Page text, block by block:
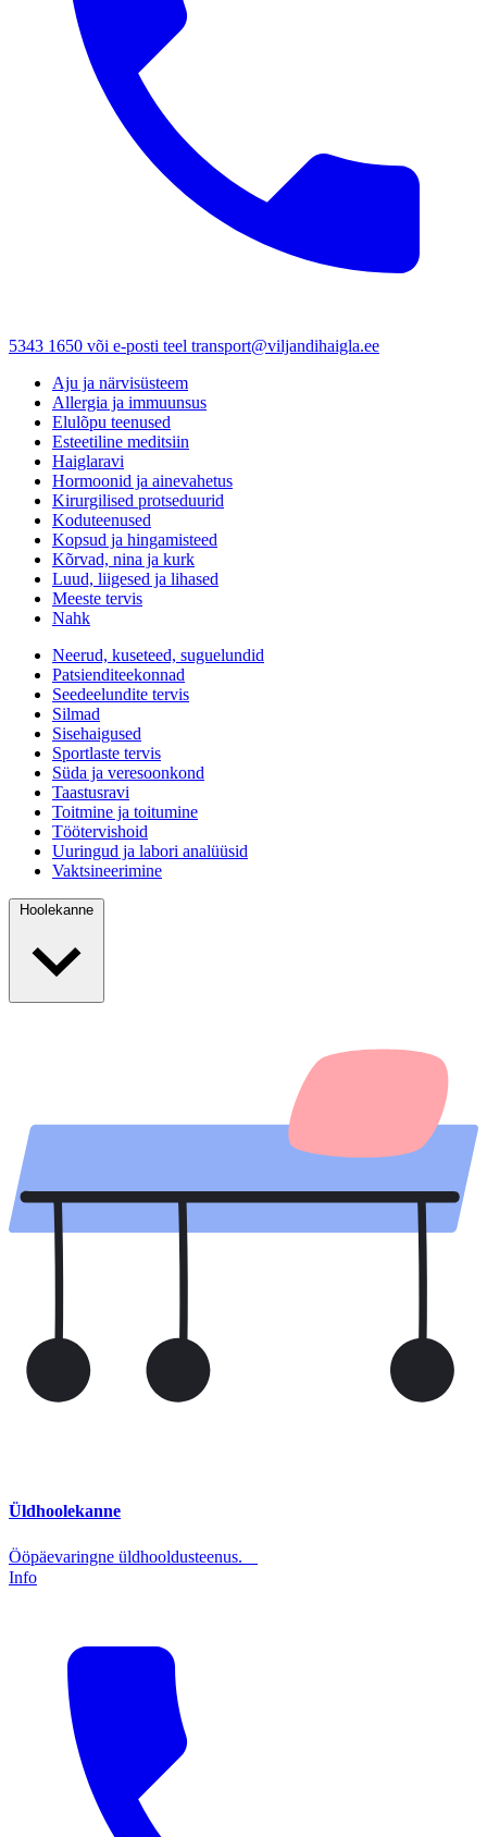
5343 1650 või e-posti teel transport@viljandihaigla.ee
Aju ja närvisüsteem
Allergia ja immuunsus
Elulõpu teenused
Esteetiline meditsiin
Haiglaravi
Hormoonid ja ainevahetus
Kirurgilised protseduurid
Koduteenused
Kopsud ja hingamisteed
Kõrvad, nina ja kurk
Luud, liigesed ja lihased
Meeste tervis
Nahk
Neerud, kuseteed, suguelundid
Patsienditeekonnad
Seedeelundite tervis
Silmad
Sisehaigused
Sportlaste tervis
Süda ja veresoonkond
Taastusravi
Toitmine ja toitumine
Töötervishoid
Uuringud ja labori analüüsid
Vaktsineerimine
Hoolekanne
Üldhoolekanne
Ööpäevaringne üldhooldusteenus.
Info